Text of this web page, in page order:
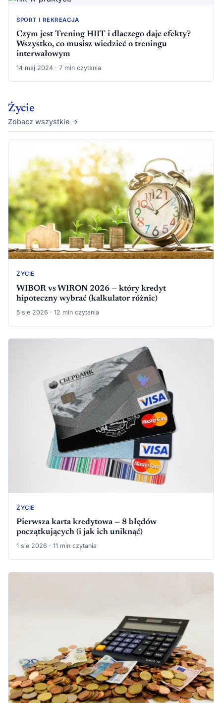
SPORT I REKREACJA
Czym jest Trening HIIT i dlaczego daje efekty?
Wszystko, co musisz wiedzieć o treningu
interwałowym
14 maj 2024 · 7 min czytania
Życie
Zobacz wszystkie →
ŻYCIE
WIBOR vs WIRON 2026 — który kredyt
hipoteczny wybrać (kalkulator różnic)
5 sie 2026 · 12 min czytania
ŻYCIE
Pierwsza karta kredytowa — 8 błędów
początkujących (i jak ich uniknąć)
1 sie 2026 · 11 min czytania